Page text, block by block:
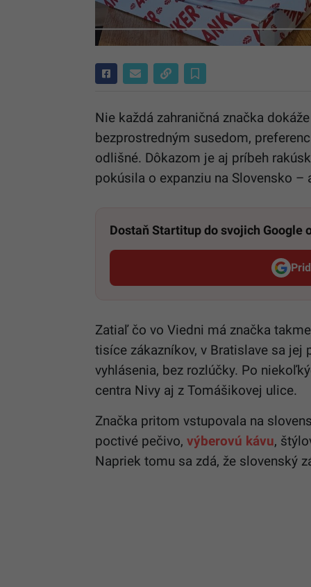
Nie každá zahraničná značka
bezprostredným susedom,
odlišné. Dôkazom je aj príbeh
pokúsila o expanziu na Slovensko –
Dostaň Startitup do svojich Google
Zatiaľ čo vo Viedni má značka
tisíce zákazníkov, v Bratislave sa
vyhlásenia, bez rozlúčky. Po
centra Nivy aj z Tomášikovej ulice.
Značka pritom vstupovala na
poctivé pečivo, výberovú kávu,
Napriek tomu sa zdá, že slovenský